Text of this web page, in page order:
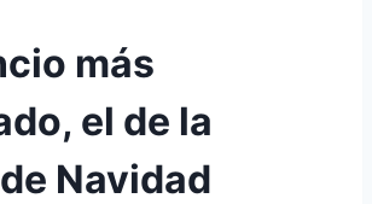
más
el de la
Navidad